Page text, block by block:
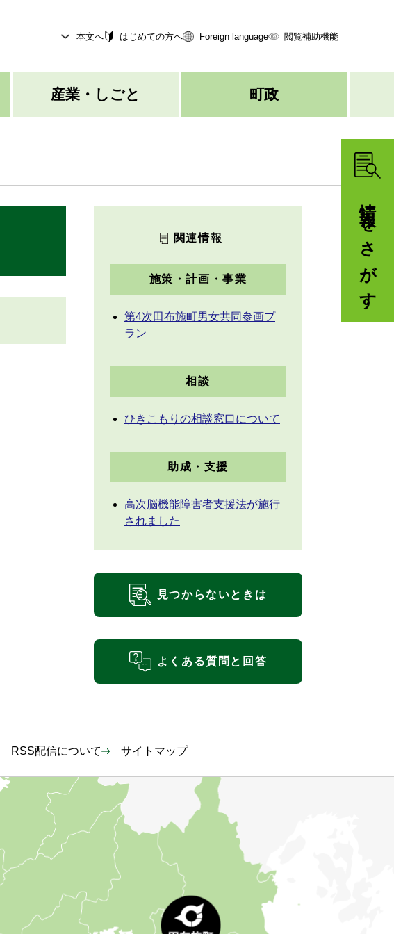
情報をさがす
本文へ はじめての方へ Foreign language 閲覧補助機能
産業・しごと 町政
関連情報
施策・計画・事業
第4次田布施町男女共同参画プ
ラン
相談
ひきこもりの相談窓口について
助成・支援
高次脳機能障害者支援法が施行
されました
見つからないときは
よくある質問と回答
RSS配信について サイトマップ